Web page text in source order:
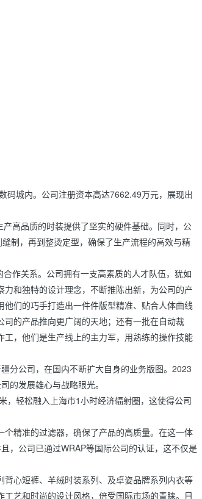
码城内。公司注册资本高达7662.49万元，展现出
高品质的时装提供了坚实的硬件基础。同时，公
制，再到整烫定型，确保了生产流程的高效与精
作关系。公司拥有一支高素质的人才队伍，犹如
和独特的设计理念，不断推陈出新，为公司的产
们的巧手打造出一件件版型精准、贴合人体曲线
的产品推向更广阔的天地；还有一批在自动裁
，他们是生产线上的主力军，用熟练的操作技能
分公司，在国内不断扩大自身的业务版图。2023
的发展雄心与战略眼光。
，轻松融入上海市1小时经济辐射圈，这使得公司
精准的过滤器，确保了产品的高质量。在这一体
，公司已通过WRAP等国际公司的认证，这不仅是
心短裤、羊绒时装系列、及卓姿品牌系列内衣等
艺和时尚的设计风格，倍受国际市场的青睐。目